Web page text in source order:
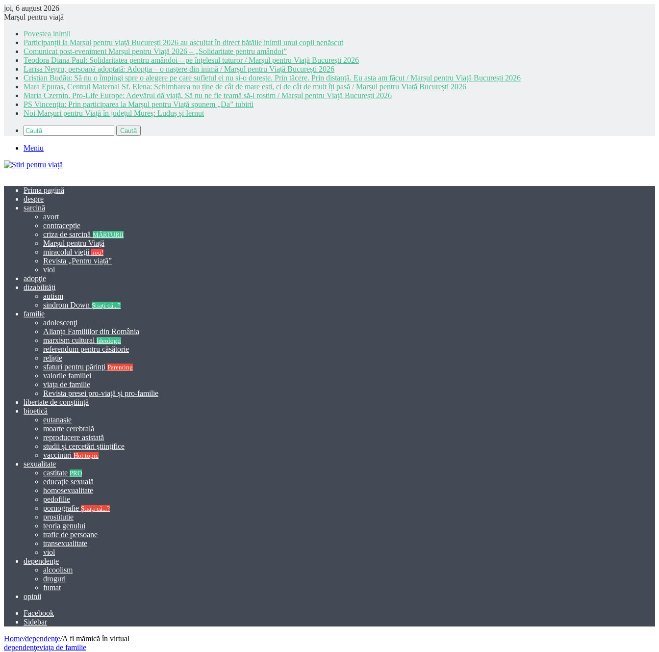
joi, 6 august 2026
Marșul pentru viață
Povestea inimii
Participanții la Marșul pentru viață București 2026 au ascultat în direct bătăile inimii unui copil nenăscut
Comunicat post-eveniment Marșul pentru Viață 2026 – „Solidaritate pentru amândoi”
Teodora Diana Paul: Solidaritatea pentru amândoi – pe înțelesul tuturor / Marșul pentru Viață București 2026
Larisa Negru, persoană adoptată: Adopția – o naștere din inimă / Marșul pentru Viață București 2026
Cristian Budău: Să nu o împingi spre o alegere pe care sufletul ei nu și-o dorește. Prin tăcere. Prin distanță. Eu asta am făcut / Marșul pentru Viață București 2026
Mara Epuraș, Centrul Maternal Sf. Elena: Schimbarea nu ține de cât de mare ești, ci de cât de mult îți pasă / Marșul pentru Viață București 2026
Maria Czernin, Pro-Life Europe: Adevărul dă viață. Să nu ne fie teamă să-l rostim / Marșul pentru Viață București 2026
PS Vincențiu: Prin participarea la Marșul pentru Viață spunem „Da” iubirii
Noi Marșuri pentru Viață în județul Mureș: Luduș și Iernut
Caută
Meniu
Prima pagină
despre
sarcină
avort
contracepție
criza de sarcină MĂRTURII
Marșul pentru Viață
miracolul vieţii nou!
Revista „Pentru viață”
viol
adopţie
dizabilităţi
autism
sindrom Down Știați că...?
familie
adolescenţi
Alianța Familiilor din România
marxism cultural Ideologii
referendum pentru căsătorie
religie
sfaturi pentru părinţi Parenting
valorile familiei
viaţa de familie
Revista presei pro-viață și pro-familie
libertate de conștiință
bioetică
eutanasie
moarte cerebrală
reproducere asistată
studii şi cercetări ştiinţifice
vaccinuri Hot topic
sexualitate
castitate PRO
educaţie sexuală
homosexualitate
pedofilie
pornografie Știați că...?
prostitutie
teoria genului
trafic de persoane
transexualitate
viol
dependenţe
alcoolism
droguri
fumat
opinii
Facebook
Sidebar
Home/dependenţe/A fi mămică în virtual
dependenţeviaţa de familie